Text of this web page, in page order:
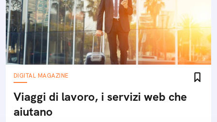
DIGITAL MAGAZINE
Viaggi di lavoro, i servizi web che
aiutano